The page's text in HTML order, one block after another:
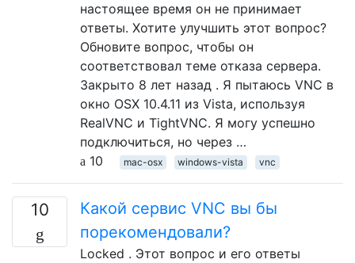
настоящее время он не принимает
ответы. Хотите улучшить этот вопрос?
Обновите вопрос, чтобы он
соответствовал теме отказа сервера.
Закрыто 8 лет назад . Я пытаюсь VNC в
окно OSX 10.4.11 из Vista, используя
RealVNC и TightVNC. Я могу успешно
подключиться, но через …
10
mac-osx windows-vista vnc
10
Какой сервис VNC вы бы
порекомендовали?
Locked . Этот вопрос и его ответы